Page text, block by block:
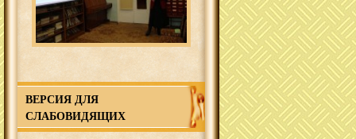
ВЕРСИЯ ДЛЯ
СЛАБОВИДЯЩИХ